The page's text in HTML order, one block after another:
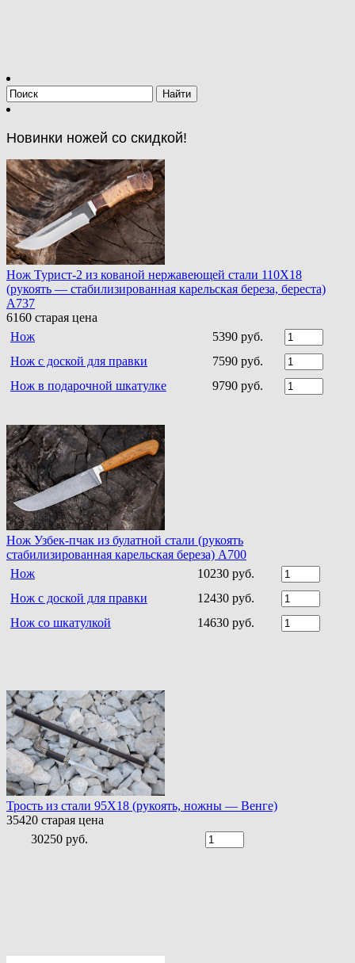
Новинки ножей со скидкой!
Нож Турист-2 из кованой нержавеющей стали 110Х18
(рукоять — стабилизированная карельская береза, береста)
A737
6160 старая цена
Нож
5390 руб.
Нож с доской для правки
7590 руб.
Нож в подарочной шкатулке
9790 руб.
Нож Узбек-пчак из булатной стали (рукоять
стабилизированная карельская береза) A700
Нож
10230 руб.
Нож с доской для правки
12430 руб.
Нож со шкатулкой
14630 руб.
Трость из стали 95Х18 (рукоять, ножны — Венге)
35420 старая цена
30250 руб.